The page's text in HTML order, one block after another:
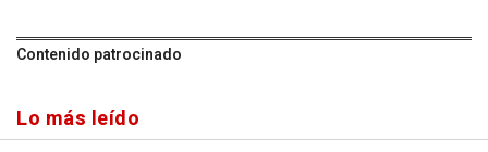
Contenido patrocinado
Lo más leído